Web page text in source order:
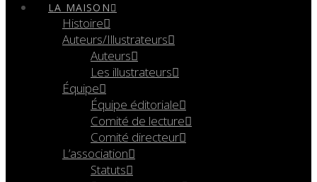
LA MAISON
Histoire
Auteurs/Illustrateurs
Auteurs
Les illustrateurs
Équipe
Équipe éditoriale
Comité de lecture
Comité directeur
L’association
Statuts